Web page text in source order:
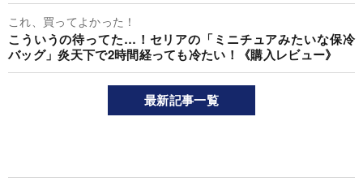
これ、買ってよかった！
こういうの待ってた…！セリアの「ミニチュアみたいな保冷
バッグ」炎天下で2時間経っても冷たい！《購入レビュー》
最新記事一覧